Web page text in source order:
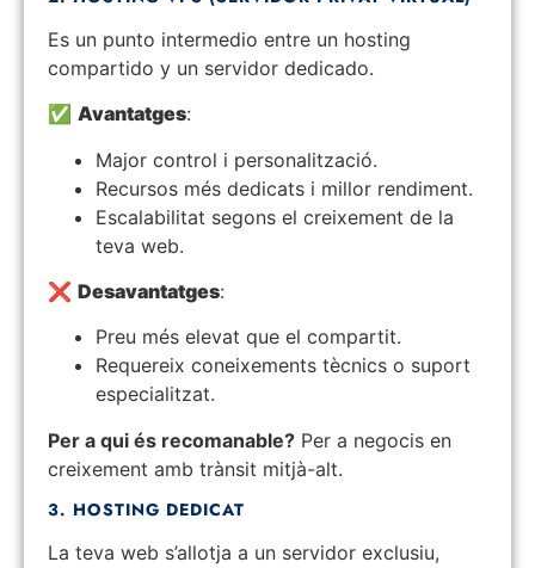
Es un punto intermedio entre un hosting
compartido y un servidor dedicado.
✅ Avantatges:
Major control i personalització.
Recursos més dedicats i millor rendiment.
Escalabilitat segons el creixement de la
teva web.
❌ Desavantatges:
Preu més elevat que el compartit.
Requereix coneixements tècnics o suport
especialitzat.
Per a qui és recomanable? Per a negocis en
creixement amb trànsit mitjà-alt.
3. HOSTING DEDICAT
La teva web s’allotja a un servidor exclusiu,